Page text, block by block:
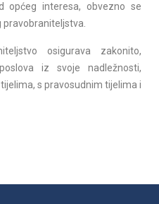
općeg interesa, obvezno se
osigurava zakonito,
iz svoje nadležnosti,
s pravosudnim tijelima i